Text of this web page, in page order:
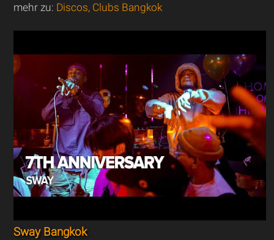
mehr zu: Discos, Clubs Bangkok
Sway Bangkok